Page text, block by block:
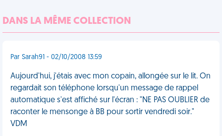
DANS LA MÊME COLLECTION
Par Sarah91 - 02/10/2008 13:59
Aujourd'hui, j'étais avec mon copain, allongée sur le lit. On
regardait son téléphone lorsqu'un message de rappel
automatique s'est affiché sur l'écran : "NE PAS OUBLIER de
raconter le mensonge à BB pour sortir vendredi soir."
VDM